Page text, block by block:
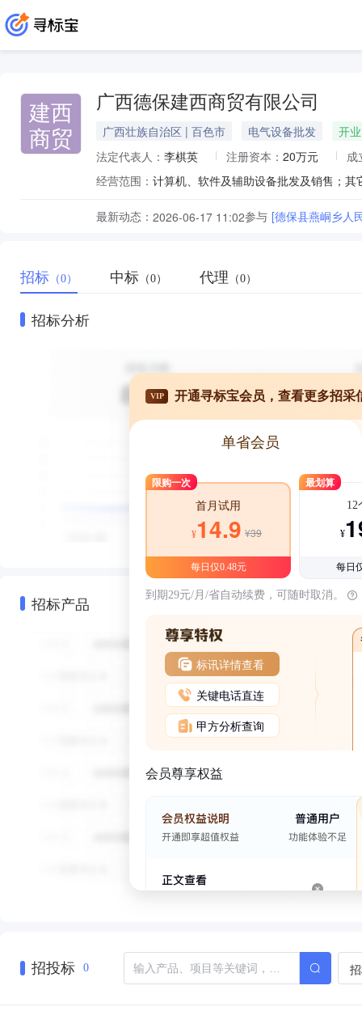
建西
商贸
广西德保建西商贸有限公司
广西壮族自治区 | 百色市 电气设备批发
开业
法定代表人： 李棋英 注册资本： 20万元
成
经营范围：
最新动态： 2026-06-17 11:02参与 [德保县燕峒乡人
招标 （0） 中标 （0） 代理 （0）
招标分析
招标产品
VIP 开通寻标宝会员，查看更多招采
单省会员
限购一次
首月试用
¥14.9 ¥39
每日仅0.48元
最划算
12
¥
每日
到期29元/月/省自动续费，可随时取消。
标讯详情查看
关键电话直连
甲方分析查询
会员尊享权益
招投标 0